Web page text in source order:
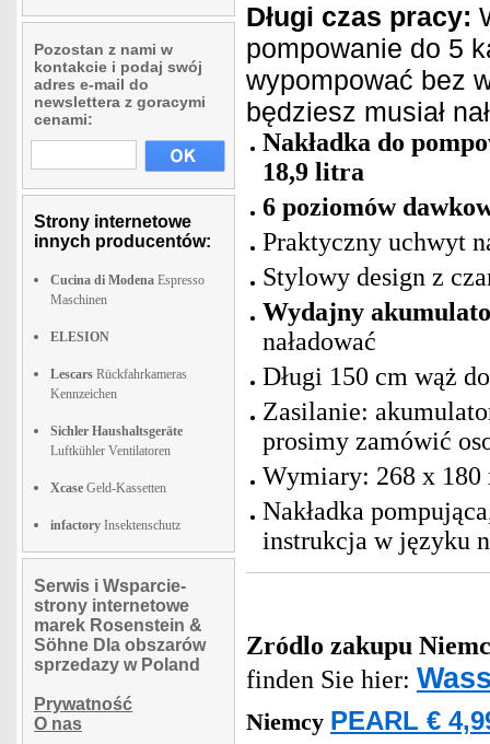
Pozostan z nami w
kontakcie i podaj swój
adres e-mail do
newslettera z goracymi
cenami:
Strony internetowe
innych producentów:
Cucina di Modena Espresso
Maschinen
ELESION
Lescars Rückfahrkameras
Kennzeichen
Sichler Haushaltsgeräte
Luftkühler Ventilatoren
Xcase Geld-Kassetten
infactory Insektenschutz
Serwis i Wsparcie-
strony internetowe
marek Rosenstein &
Söhne Dla obszarów
sprzedazy w Poland
Prywatność
O nas
Długi czas pracy:
pompowanie do 5
wypompować bez
będziesz musiał
Nakładka do
18,9 litra
6 poziomów
Praktyczny uchwyt
Stylowy design z
Wydajny
naładować
Długi 150 cm wąż
Zasilanie:
prosimy zamówić
Wymiary: 268 x 180
Nakładka
instrukcja w języku
Zródlo zakupu
finden Sie hier:
Niemcy PEARL €